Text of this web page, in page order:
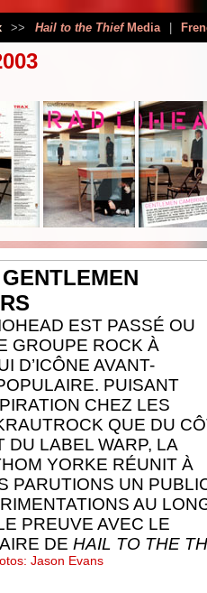
>> Hail to the ThiefMedia
EST PASSÉ OU
GROUPE ROCK À
D’ICÔNE AVANT-
PUISANT
CHEZ LES
QUE DU
DU LABEL WARP, LA
YORKE RÉUNIT À
PARUTIONS UN
AU
PREUVE AVEC LE
DEHAIL TO THE
Jason Evans